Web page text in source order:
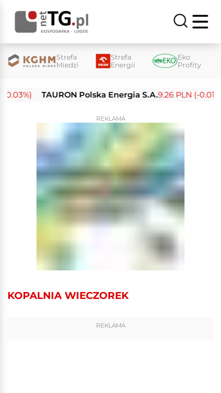
Strefa
Miedzi
Strefa
Energii
Eko
Profity
TAURON Polska Energia S.A.9.26 PLN (-0.01%)
REKLAMA
KOPALNIA WIECZOREK
REKLAMA